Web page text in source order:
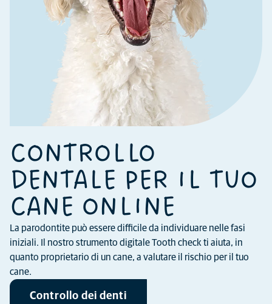
CONTROLLO
DENTALE PER IL TUO
CANE ONLINE
La parodontite può essere difficile da individuare nelle fasi
iniziali. Il nostro strumento digitale Tooth check ti aiuta, in
quanto proprietario di un cane, a valutare il rischio per il tuo
cane.
Controllo dei denti